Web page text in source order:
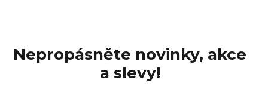
Nepropásněte novinky, akce
a slevy!